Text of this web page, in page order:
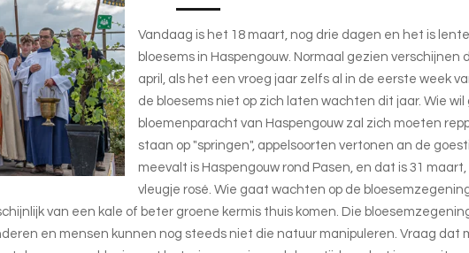
Vandaag is het 18 maart, nog drie dagen en het is
bloesems in Haspengouw. Normaal gezien verschijnen
april, als het een vroeg jaar zelfs al in de eerste week
de bloesems niet op zich laten wachten dit jaar. Wie
bloemenparacht van Haspengouw zal zich moeten
staan op "springen", appelsoorten vertonen an de
meevalt is Haspengouw rond Pasen, en dat is 31
vleugje rosé. Wie gaat wachten op de
van een kale of beter groene kermis thuis komen. Die
en mensen kunnen nog steeds niet die natuur manipuleren. Vraag dat